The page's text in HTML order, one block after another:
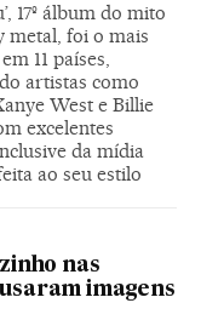
17º álbum do mito
metal, foi o mais
11 países,
artistas como
West e Billie
excelentes
da mídia
ao seu estilo
nas
imagens